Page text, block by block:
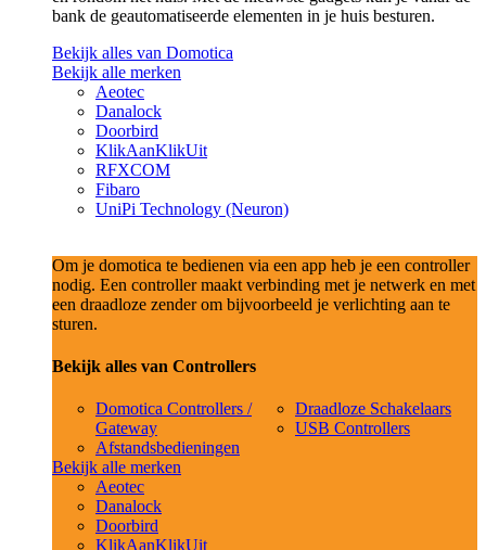
bank de geautomatiseerde elementen in je huis besturen.
Bekijk alles van Domotica
Bekijk alle merken
Aeotec
Danalock
Doorbird
KlikAanKlikUit
RFXCOM
Fibaro
UniPi Technology (Neuron)
Om je domotica te bedienen via een app heb je een controller
nodig. Een controller maakt verbinding met je netwerk en met
een draadloze zender om bijvoorbeeld je verlichting aan te
sturen.
Bekijk alles van Controllers
Domotica Controllers /
Gateway
Afstandsbedieningen
Draadloze Schakelaars
USB Controllers
Bekijk alle merken
Aeotec
Danalock
Doorbird
KlikAanKlikUit